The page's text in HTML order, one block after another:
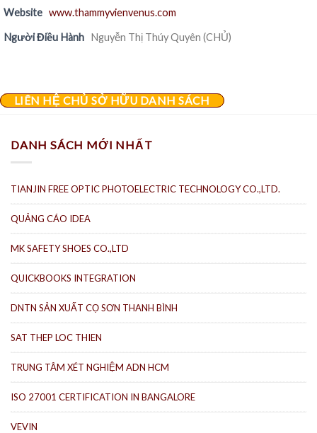
Website www.thammyvienvenus.com
Người Điều Hành Nguyễn Thị Thúy Quyên (CHỦ)
LIÊN HỆ CHỦ SỞ HỮU DANH SÁCH
DANH SÁCH MỚI NHẤT
TIANJIN FREE OPTIC PHOTOELECTRIC TECHNOLOGY CO.,LTD.
QUẢNG CÁO IDEA
MK SAFETY SHOES CO.,LTD
QUICKBOOKS INTEGRATION
DNTN SẢN XUẤT CỌ SƠN THANH BÌNH
SAT THEP LOC THIEN
TRUNG TÂM XÉT NGHIỆM ADN HCM
ISO 27001 CERTIFICATION IN BANGALORE
VEVIN